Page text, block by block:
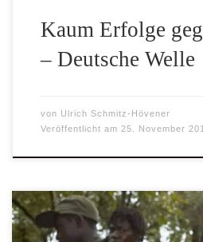
Kaum Erfolge
– Deutsche Welle
von Ulrich Schmitz-Hövener
Veröffentlicht am 25. November